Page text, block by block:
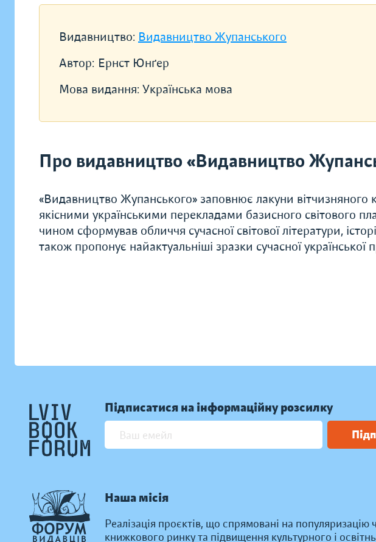
Видавництво: Видавництво Жупанського
Автор: Ернст Юнґер
Мова видання: Українська мова
Про видавництво «Видавництво
«Видавництво Жупанського» заповнює лакуни вітчизняного
якісними українськими перекладами базисного світового
чином сформував обличчя сучасної світової літератури,
також пропонує найактуальніші зразки сучасної української
Підписатися на інформаційну розсилку
Наша місія
Реалізація проєктів, що спрямовані на популяризацію
книжкового ринку та підвищення культурного і